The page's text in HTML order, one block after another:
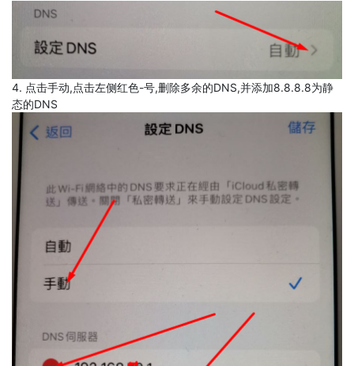
4. 点击手动,点击左侧红色-号,删除多余的DNS,并添加8.8.8.8为静
态的DNS